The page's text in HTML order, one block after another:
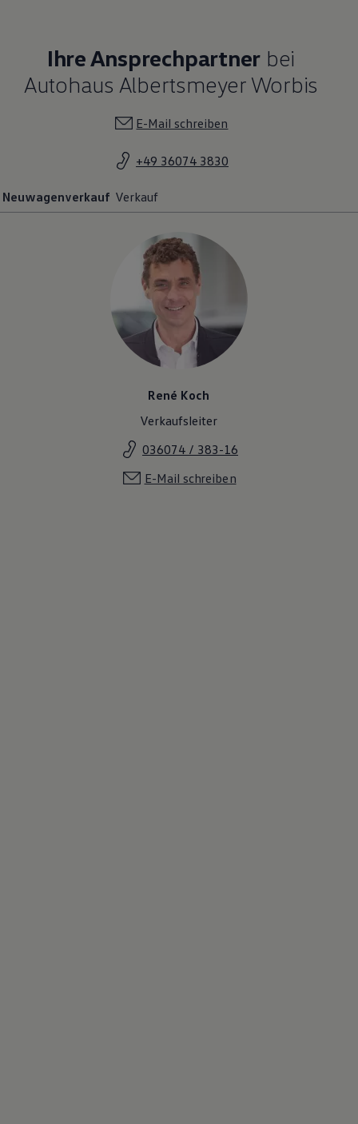
Ihre Ansprechpartner bei
Autohaus Albertsmeyer Worbis
E-Mail schreiben
+49 36074 3830
Neuwagenverkauf Verkauf
René Koch
Verkaufsleiter
036074 / 383-16
E-Mail schreiben